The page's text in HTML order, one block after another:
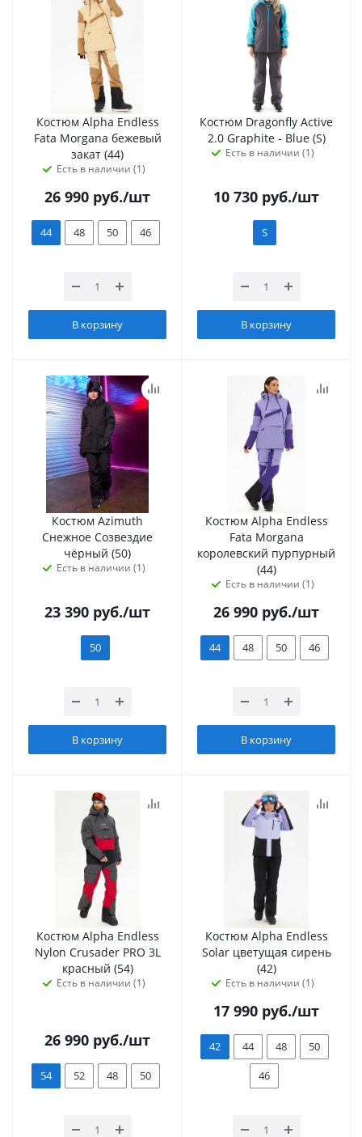
Костюм Alpha Endless
Fata Morgana бежевый
закат (44)
Есть в наличии (1)
26 990 руб./шт
44 48 50 46
В корзину
Костюм Dragonfly Active
2.0 Graphite - Blue (S)
Есть в наличии (1)
10 730 руб./шт
S
В корзину
Костюм Azimuth
Снежное Созвездие
чёрный (50)
Есть в наличии (1)
23 390 руб./шт
50
В корзину
Костюм Alpha Endless
Fata Morgana
королевский пурпурный
(44)
Есть в наличии (1)
26 990 руб./шт
44 48 50 46
В корзину
Костюм Alpha Endless
Nylon Crusader PRO 3L
красный (54)
Есть в наличии (1)
26 990 руб./шт
54 52 48 50
Костюм Alpha Endless
Solar цветущая сирень
(42)
Есть в наличии (1)
17 990 руб./шт
42 44 48
50
46